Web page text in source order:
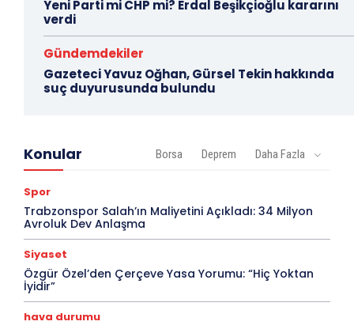
Yeni Parti mi CHP mi? Erdal Beşikçioğlu kararını
verdi
Gündemdekiler
Gazeteci Yavuz Oğhan, Gürsel Tekin hakkında
suç duyurusunda bulundu
Konular Borsa Deprem Daha Fazla
Spor
Trabzonspor Salah’ın Maliyetini Açıkladı: 34 Milyon
Avroluk Dev Anlaşma
Siyaset
Özgür Özel’den Çerçeve Yasa Yorumu: “Hiç Yoktan
İyidir”
hava durumu